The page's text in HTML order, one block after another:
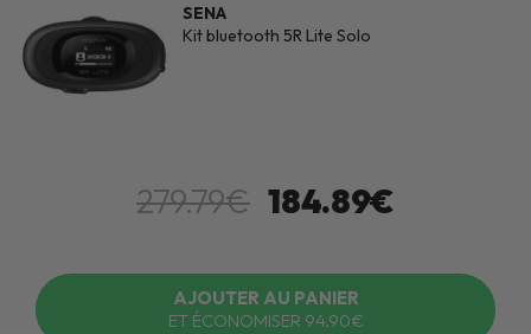
SENA
Kit bluetooth 5R Lite Solo
279.79€ 184.89€
AJOUTER AU PANIER
ET ÉCONOMISER 94.90€